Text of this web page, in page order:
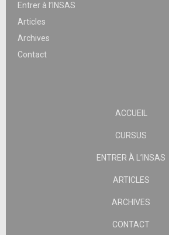
Entrer à l’INSAS
Articles
Archives
Contact
ACCUEIL
CURSUS
ENTRER À L’INSAS
ARTICLES
ARCHIVES
CONTACT